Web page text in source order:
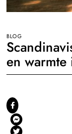
BLOG
en